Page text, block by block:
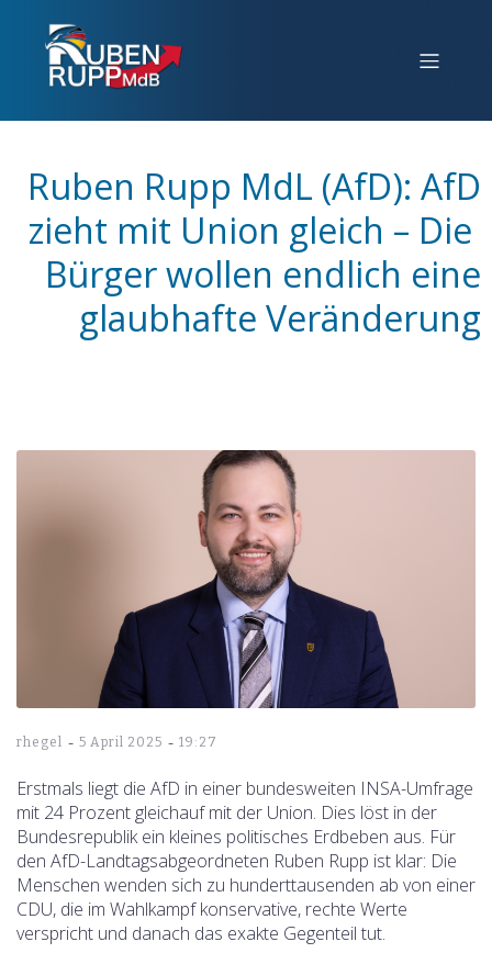
Ruben Rupp MdL (AfD): AfD
zieht mit Union gleich – Die
Bürger wollen endlich eine
glaubhafte Veränderung
rhegel - 5 April 2025 - 19:27
Erstmals liegt die AfD in einer bundesweiten INSA-Umfrage
mit 24 Prozent gleichauf mit der Union. Dies löst in der
Bundesrepublik ein kleines politisches Erdbeben aus. Für
den AfD-Landtagsabgeordneten Ruben Rupp ist klar: Die
Menschen wenden sich zu hunderttausenden ab von einer
CDU, die im Wahlkampf konservative, rechte Werte
verspricht und danach das exakte Gegenteil tut.